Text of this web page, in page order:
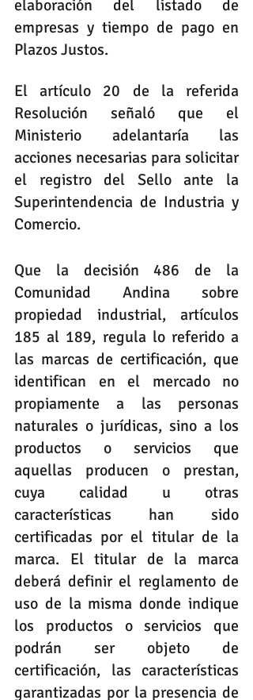
elaboración del listado de
empresas y tiempo de pago en
Plazos Justos.
El artículo 20 de la referida
Resolución señaló que el
Ministerio adelantaría las
acciones necesarias para solicitar
el registro del Sello ante la
Superintendencia de Industria y
Comercio.
Que la decisión 486 de la
Comunidad Andina sobre
propiedad industrial, artículos
185 al 189, regula lo referido a
las marcas de certificación, que
identifican en el mercado no
propiamente a las personas
naturales o jurídicas, sino a los
productos o servicios que
aquellas producen o prestan,
cuya calidad u otras
características han sido
certificadas por el titular de la
marca. El titular de la marca
deberá definir el reglamento de
uso de la misma donde indique
los productos o servicios que
podrán ser objeto de
certificación, las características
garantizadas por la presencia de